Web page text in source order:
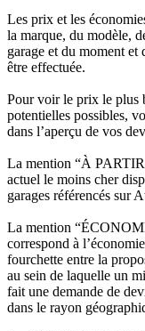
Les prix et les
la marque, du modèle,
garage et du moment et
être effectuée.
Pour voir le prix le plus
potentielles possibles,
dans l’aperçu de vos
La mention “À
actuel le moins cher
garages référencés sur
La mention
correspond à
fourchette entre la
au sein de laquelle un
fait une demande de
dans le rayon